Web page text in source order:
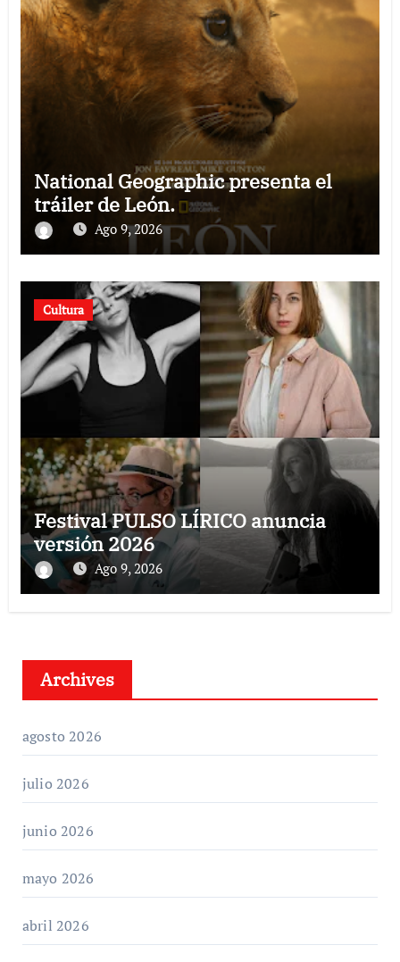
National Geographic presenta el
tráiler de León.
Ago 9, 2026
Cultura
Festival PULSO LÍRICO anuncia
versión 2026
Ago 9, 2026
Archives
agosto 2026
julio 2026
junio 2026
mayo 2026
abril 2026